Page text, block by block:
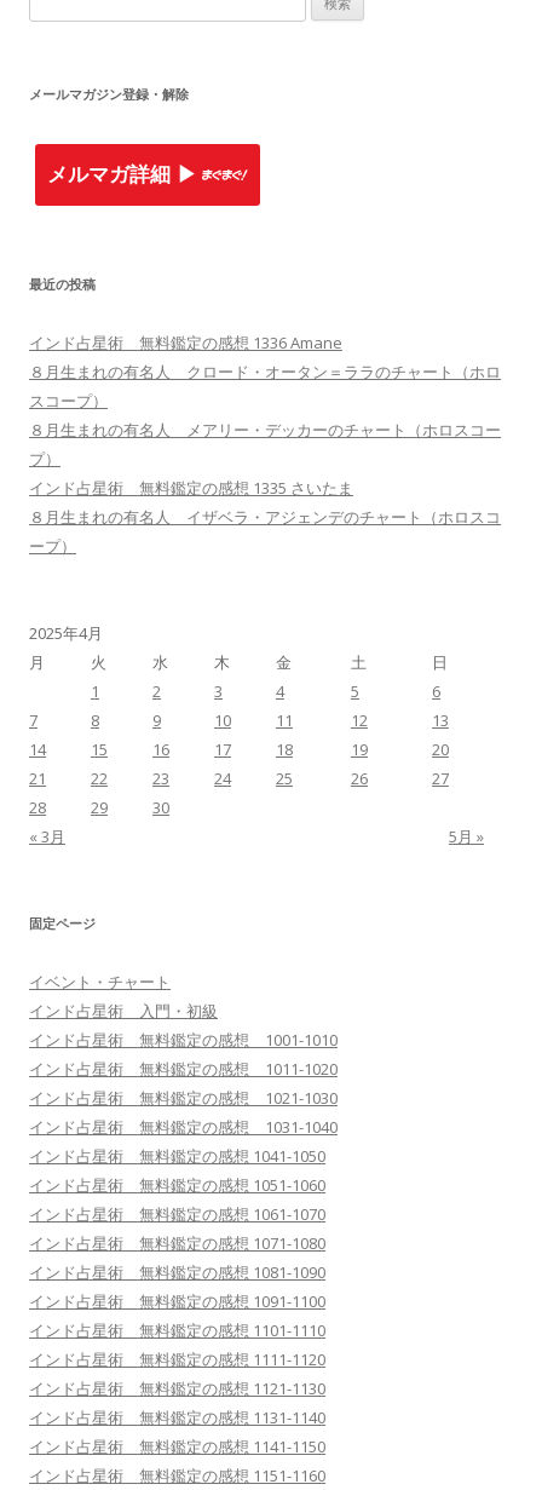
索
メールマガジン登録・解除
メルマガ詳細 ▶︎
最近の投稿
インド占星術 無料鑑定の感想 1336 Amane
８月生まれの有名人 クロード・オータン＝ララのチャート（ホロ
スコープ）
８月生まれの有名人 メアリー・デッカーのチャート（ホロスコー
プ）
インド占星術 無料鑑定の感想 1335 さいたま
８月生まれの有名人 イザベラ・アジェンデのチャート（ホロスコ
ープ）
2025年4月
月
火 水 木 金 土 日
« 3月 5月 »
1 2 3 4 5
6
7
8 9 10 11 12
13
14
15 16 17 18 19
20
21
22 23 24 25 26
27
28
29 30
固定ページ
イベント・チャート
インド占星術 入門・初級
インド占星術 無料鑑定の感想 1001-1010
インド占星術 無料鑑定の感想 1011-1020
インド占星術 無料鑑定の感想 1021-1030
インド占星術 無料鑑定の感想 1031-1040
インド占星術 無料鑑定の感想 1041-1050
インド占星術 無料鑑定の感想 1051-1060
インド占星術 無料鑑定の感想 1061-1070
インド占星術 無料鑑定の感想 1071-1080
インド占星術 無料鑑定の感想 1081-1090
インド占星術 無料鑑定の感想 1091-1100
インド占星術 無料鑑定の感想 1101-1110
インド占星術 無料鑑定の感想 1111-1120
インド占星術 無料鑑定の感想 1121-1130
インド占星術 無料鑑定の感想 1131-1140
インド占星術 無料鑑定の感想 1141-1150
インド占星術 無料鑑定の感想 1151-1160